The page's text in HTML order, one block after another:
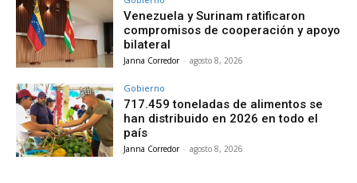
Venezuela y Surinam ratificaron
compromisos de cooperación y apoyo
bilateral
Janna Corredor - agosto 8, 2026
Gobierno
717.459 toneladas de alimentos se
han distribuido en 2026 en todo el
país
Janna Corredor - agosto 8, 2026